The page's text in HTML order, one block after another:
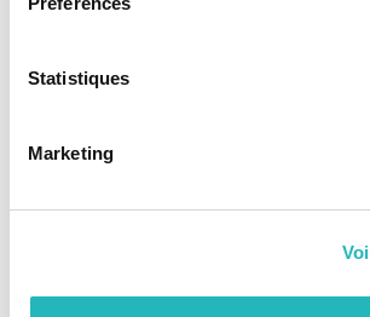
Statistiques
Marketing
Diretor Executivo da KCS